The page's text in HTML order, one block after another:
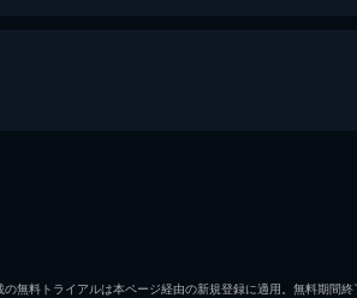
無料トライアルは本ページ経由の新規登録に適用。無料期間終